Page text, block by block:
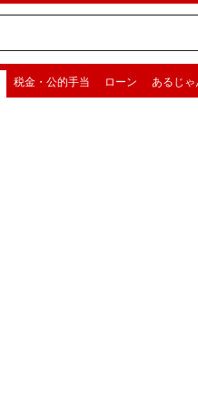
税金・公的手当 ローン あるじゃ